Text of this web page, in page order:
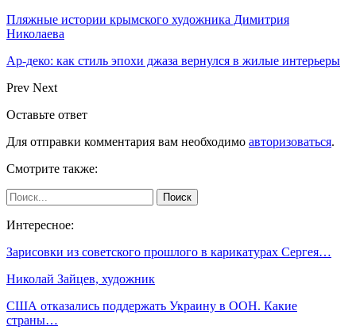
Пляжные истории крымского художника Димитрия
Николаева
Ар-деко: как стиль эпохи джаза вернулся в жилые интерьеры
Prev Next
Оставьте ответ
Для отправки комментария вам необходимо авторизоваться.
Смотрите также:
Интересное:
Зарисовки из советского прошлого в карикатурах Сергея…
Николай Зайцев, художник
США отказались поддержать Украину в ООН. Какие
страны…